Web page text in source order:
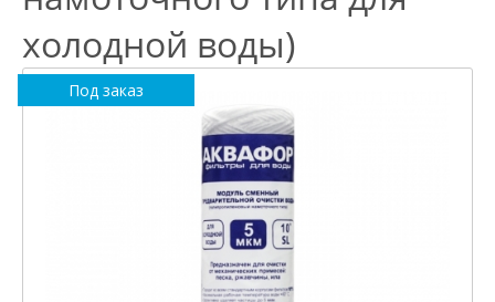
холодной воды)
Под заказ